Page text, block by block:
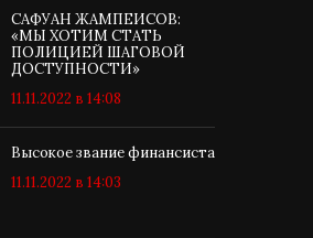
САФУАН ЖАМПЕИСОВ:
«МЫ ХОТИМ СТАТЬ
ПОЛИЦИЕЙ ШАГОВОЙ
ДОСТУПНОСТИ»
11.11.2022 в 14:08
Высокое звание финансиста
11.11.2022 в 14:03